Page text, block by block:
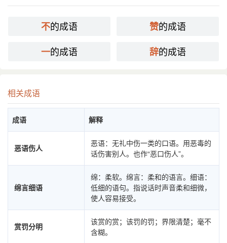
不的成语 赞的成语
一的成语 辞的成语
相关成语
成语 解释
恶语伤人
恶语：无礼中伤一类的口语。用恶毒的
话伤害别人。也作“恶口伤人”。
绵言细语
绵：柔软。绵言：柔和的语言。细语：
低细的语句。指说话时声音柔和细微，
使人容易接受。
赏罚分明
该赏的赏；该罚的罚；界限清楚；毫不
含糊。